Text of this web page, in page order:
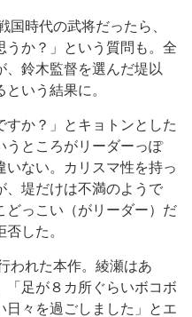
時代の武将だったら、
うか？」という質問も。全
、鈴木監督を選んだ堤以
いう結果に。
か？」とキョトンとした
うところがリーダーっぽ
いない。カリスマ性を持っ
、堤だけは不満のようで
どっこい（がリーダー）だ
した。
れた本作。綾瀬はあ
「足が８カ所ぐらいボコボ
日々を過ごしました」とエ